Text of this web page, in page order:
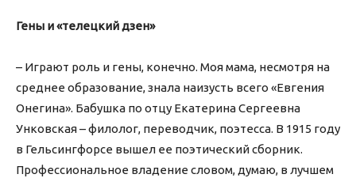
Гены и «телецкий дзен»
– Играют роль и гены, конечно. Моя мама, несмотря на
среднее образование, знала наизусть всего «Евгения
Онегина». Бабушка по отцу Екатерина Сергеевна
Унковская – филолог, переводчик, поэтесса. В 1915 году
в Гельсингфорсе вышел ее поэтический сборник.
Профессиональное владение словом, думаю, в лучшем